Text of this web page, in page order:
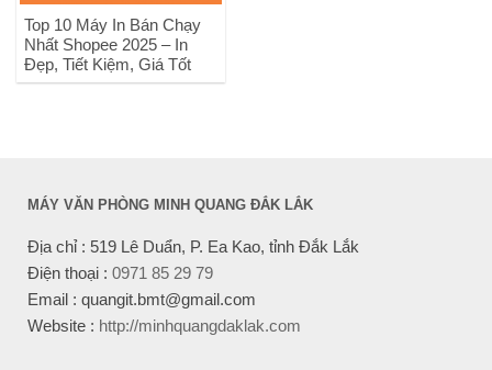
Top 10 Máy In Bán Chạy
Nhất Shopee 2025 – In
Đẹp, Tiết Kiệm, Giá Tốt
MÁY VĂN PHÒNG MINH QUANG ĐẮK LẮK
Địa chỉ : 519 Lê Duẩn, P. Ea Kao, tỉnh Đắk Lắk
Điện thoại : 0971 85 29 79
Email : quangit.bmt@gmail.com
Website : http://minhquangdaklak.com